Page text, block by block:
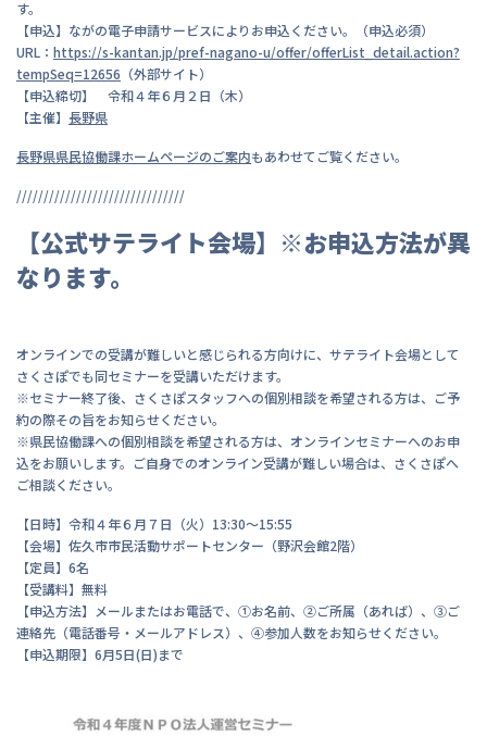
す。
【申込】ながの電子申請サービスによりお申込ください。（申込必須）
URL： https://s-kantan.jp/pref-nagano-u/offer/offerList_detail.action?
tempSeq=12656 （外部サイト）
【申込締切】 令和４年６月２日（木）
【主催】 長野県
長野県県民協働課ホームページのご案内もあわせてご覧ください。
///////////////////////////////
【公式サテライト会場】※お申込方法が異
なります。
オンラインでの受講が難しいと感じられる方向けに、サテライト会場として
さくさぽでも同セミナーを受講いただけます。
※セミナー終了後、さくさぽスタッフへの個別相談を希望される方は、ご予
約の際その旨をお知らせください。
※県民協働課への個別相談を希望される方は、オンラインセミナーへのお申
込をお願いします。ご自身でのオンライン受講が難しい場合は、さくさぽへ
ご相談ください。
【日時】令和４年６月７日（火）13:30～15:55
【会場】佐久市市民活動サポートセンター（野沢会館2階）
【定員】6名
【受講料】無料
【申込方法】メールまたはお電話で、①お名前、②ご所属（あれば）、③ご
連絡先（電話番号・メールアドレス）、④参加人数をお知らせください。
【申込期限】6月5日(日)まで